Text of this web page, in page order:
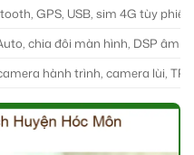
GPS, USB, sim 4G tùy
chia đôi màn hình, DSP âm
hành trình, camera lùi,